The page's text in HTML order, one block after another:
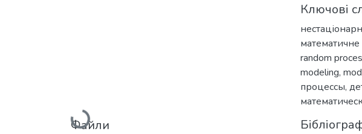
Вантажиться...
Файли
Ключові
random
modeling,
процессы,